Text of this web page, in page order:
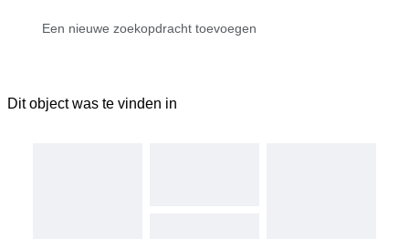
Dit object was te vinden in